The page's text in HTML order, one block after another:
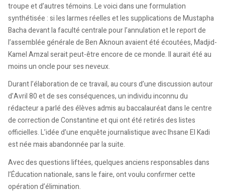
troupe et d’autres témoins. Le voici dans une formulation
synthétisée : si les larmes réelles et les supplications de Mustapha
Bacha devant la faculté centrale pour l’annulation et le report de
l’assemblée générale de Ben Aknoun avaient été écoutées, Madjid-
Kamel Amzal serait peut-être encore de ce monde. Il aurait été au
moins un oncle pour ses neveux.
Durant l’élaboration de ce travail, au cours d’une discussion autour
d’Avril 80 et de ses conséquences, un individu inconnu du
rédacteur a parlé des élèves admis au baccalauréat dans le centre
de correction de Constantine et qui ont été retirés des listes
officielles. L’idée d’une enquête journalistique avec Ihsane El Kadi
est née mais abandonnée par la suite.
Avec des questions liftées, quelques anciens responsables dans
l’Éducation nationale, sans le faire, ont voulu confirmer cette
opération d’élimination.